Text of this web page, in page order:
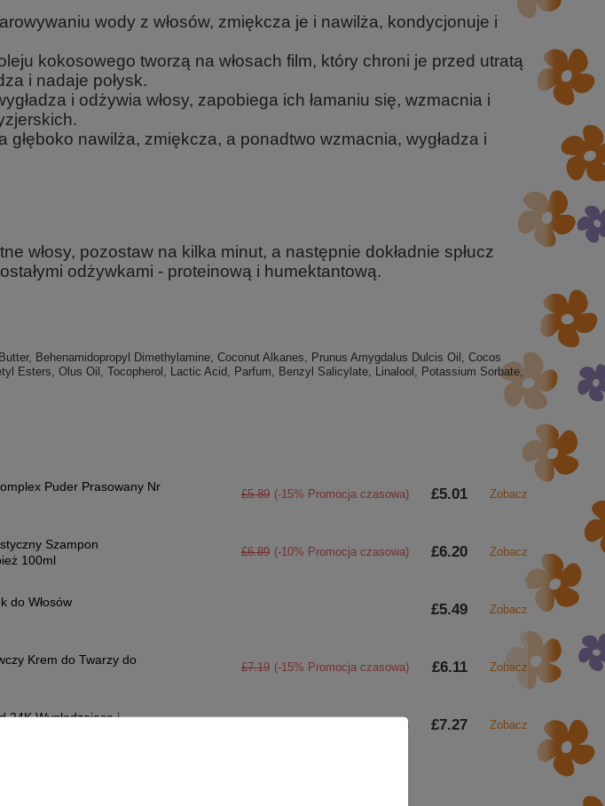
wody z włosów, zmiękcza je i nawilża, kondycjonuje i
kokosowego tworzą na włosach film, który chroni je przed utratą
i nadaje połysk.
i odżywia włosy, zapobiega ich łamaniu się, wzmacnia i
głęboko nawilża, zmiękcza, a ponadtwo wzmacnia, wygładza i
włosy, pozostaw na kilka minut, a następnie dokładnie spłucz
odżywkami - proteinową i humektantową.
Behenamidopropyl Dimethylamine, Coconut Alkanes, Prunus Amygdalus Dulcis Oil, Cocos
Esters, Olus Oil, Tocopherol, Lactic Acid, Parfum, Benzyl Salicylate, Linalool, Potassium Sorbate,
Puder Prasowany Nr
£5.89 (-15% Promocja czasowa) £5.01 Zobacz
Szampon
100ml
£6.89 (-10% Promocja czasowa) £6.20 Zobacz
do Włosów
£5.49 Zobacz
Krem do Twarzy do
£7.19 (-15% Promocja czasowa) £6.11 Zobacz
24K Wygładzająca i
(-30% Promocja czasowa) £7.27 Zobacz